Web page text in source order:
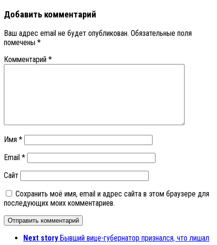
Добавить комментарий
Ваш адрес email не будет опубликован. Обязательные поля
помечены *
Комментарий *
Имя *
Email *
Сайт
Сохранить моё имя, email и адрес сайта в этом браузере для
последующих моих комментариев.
Next story Бывший вице-губернатор признался, что лишал